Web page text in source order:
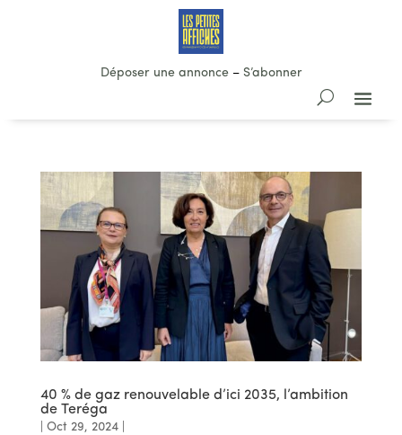
Déposer une annonce– S’abonner
40 % de gaz renouvelable d’ici 2035, l’ambition
de Teréga
Oct 29, 2024|